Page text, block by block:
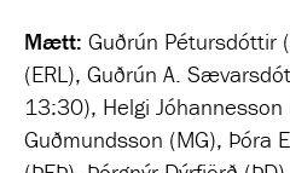
Mætt: Guðrún Pétursdóttir
(ERL), Guðrún A.
13:30), Helgi Jóhannesson
Guðmundsson (MG), Þóra